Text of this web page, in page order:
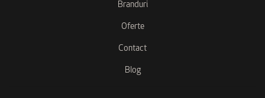
Branduri
Oferte
Contact
Blog